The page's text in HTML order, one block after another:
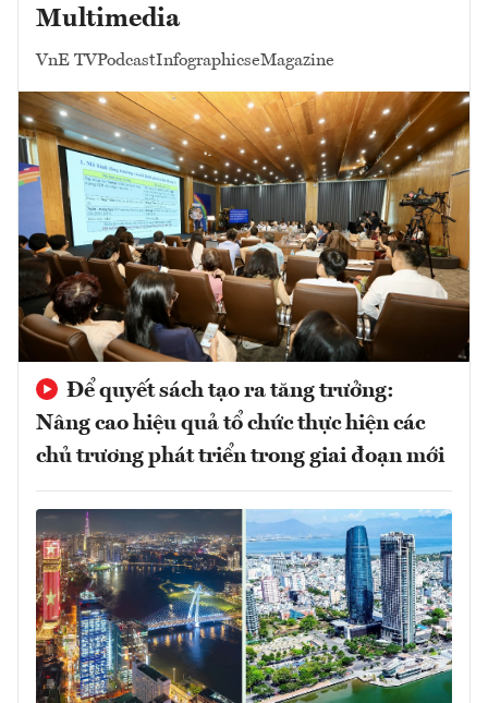
Multimedia
VnE TVPodcastInfographicseMagazine
Để quyết sách tạo ra tăng trưởng:
Nâng cao hiệu quả tổ chức thực hiện các
chủ trương phát triển trong giai đoạn mới